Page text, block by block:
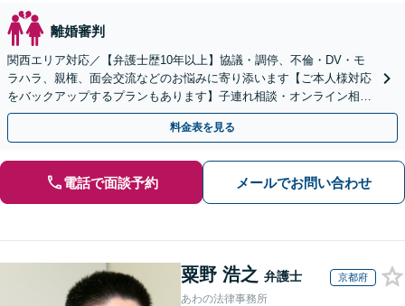
離婚審判
関西エリア対応／【弁護士歴10年以上】協議・調停、不倫・DV・モ
ラハラ、親権、面会交流などのお悩みに寄り添います【ご本人様対応
をバックアップするプランもあります】子連れ相談・オンライン相談
OK【直接初回面談30分無料】
料金表を見る
電話で面談予約 メールでお問い合わせ
粟野 浩之 弁護士 京都府
あわの法律事務所